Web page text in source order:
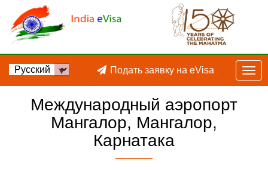
Подать заявку на eVisa
Международный аэропорт
Мангалор, Мангалор,
Карнатака